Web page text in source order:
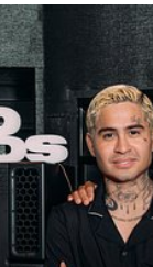
faceta más person...